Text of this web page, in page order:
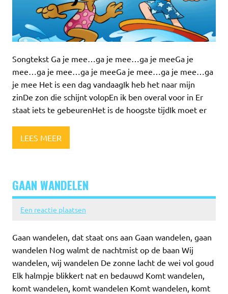
Songtekst Ga je mee…ga je mee…ga je meeGa je
mee…ga je mee…ga je meeGa je mee…ga je mee…ga
je mee Het is een dag vandaagIk heb het naar mijn
zinDe zon die schijnt volopEn ik ben overal voor in Er
staat iets te gebeurenHet is de hoogste tijdIk moet er
LEES MEER
GAAN WANDELEN
Een reactie plaatsen
Gaan wandelen, dat staat ons aan Gaan wandelen, gaan
wandelen Nog walmt de nachtmist op de baan Wij
wandelen, wij wandelen De zonne lacht de wei vol goud
Elk halmpje blikkert nat en bedauwd Komt wandelen,
komt wandelen, komt wandelen Komt wandelen, komt